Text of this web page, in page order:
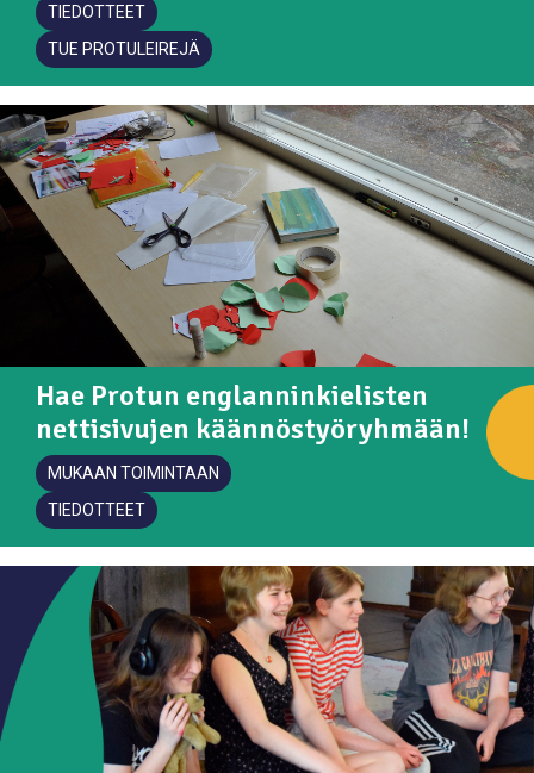
TIEDOTTEET
TUE PROTULEIREJÄ
Hae Protun englanninkielisten
nettisivujen käännöstyöryhmään!
MUKAAN TOIMINTAAN
TIEDOTTEET